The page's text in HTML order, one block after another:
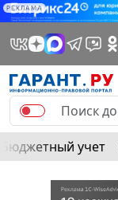
РЕКЛАМА
Бюджетный учет